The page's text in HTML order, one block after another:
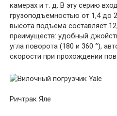
камерах и т. д. В эту серию
грузоподъемностью от 1,4 до
высота подъема составляет
преимуществ: удобный
угла поворота (180 и 360 °),
скорости при прохождении
Ричтрак Яле